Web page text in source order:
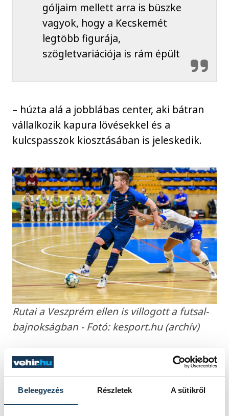
Beleegyezés Részletek A sütikről
góljaim mellett arra is büszke
vagyok, hogy a Kecskemét
legtöbb figurája,
szögletvariációja is rám épült
– húzta alá a jobblábas center, aki bátran
vállalkozik kapura lövésekkel és a
kulcspasszok kiosztásában is jeleskedik.
Rutai a Veszprém ellen is villogott a futsal-
bajnokságban - Fotó: kesport.hu (archív)
Úgy érezte, eljött az idő, hogy előre lépjen.
Képességeit így a következő idényben már
a bakonyi megyeszékhelyen
kamatoztathatja. Mint mondta,